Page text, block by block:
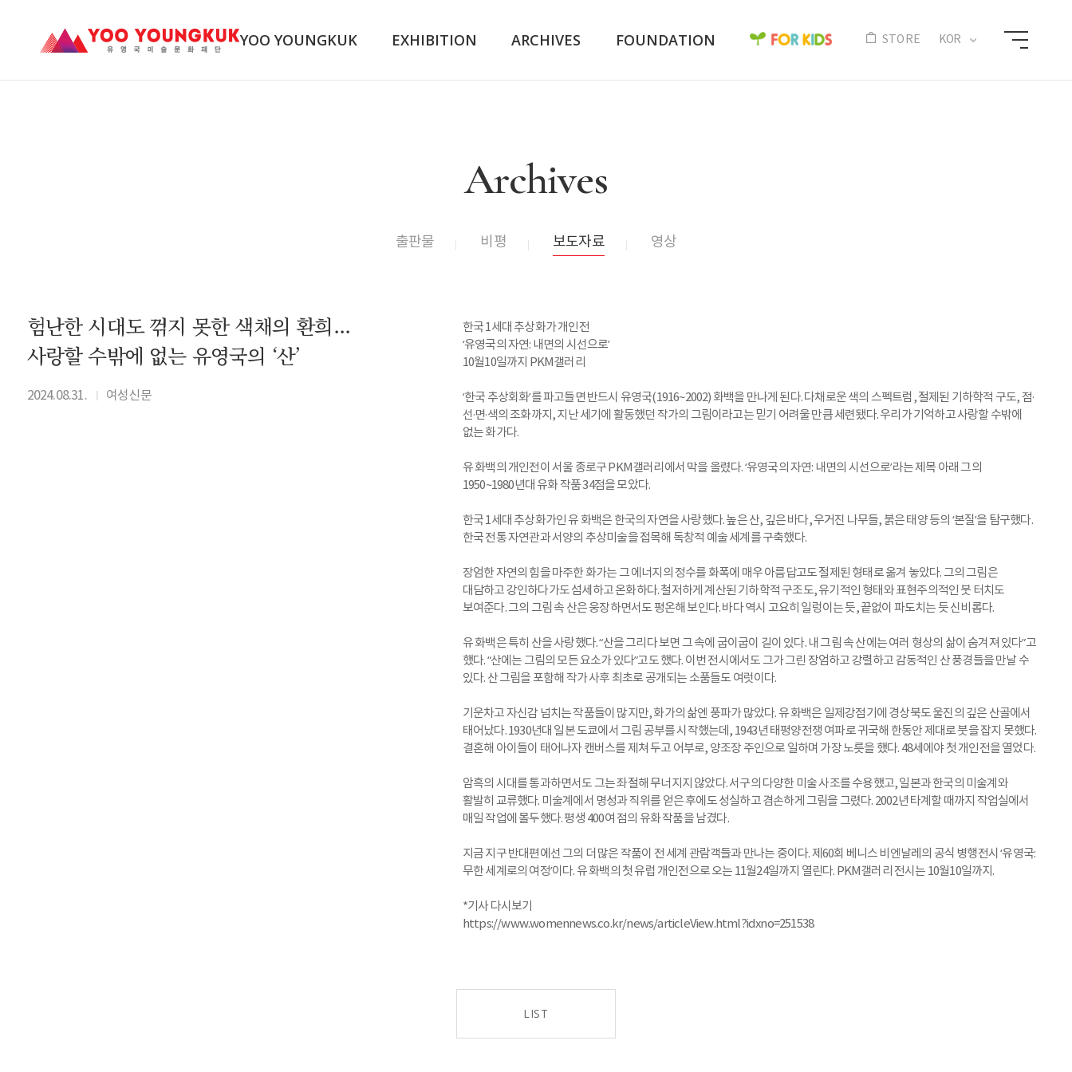
YOO YOUNGKUK EXHIBITION ARCHIVES FOUNDATION STORE KOR
Archives
출판물 비평 보도자료 영상
험난한 시대도 꺾지 못한 색채의 환희...
사랑할 수밖에 없는 유영국의 ‘산’
2024.08.31. 여성신문
한국 1세대 추상화가 개인전
‘유영국의 자연: 내면의 시선으로’
10월10일까지 PKM갤러리
‘한국 추상회화’를 파고들면 반드시 유영국(1916~2002) 화백을 만나게 된다. 다채로운 색의 스펙트럼, 절제된 기하학적 구도, 점·
선·면·색의 조화까지, 지난 세기에 활동했던 작가의 그림이라고는 믿기 어려울 만큼 세련됐다. 우리가 기억하고 사랑할 수밖에
없는 화가다.
유 화백의 개인전이 서울 종로구 PKM갤러리에서 막을 올렸다. ‘유영국의 자연: 내면의 시선으로’라는 제목 아래 그의
1950~1980년대 유화 작품 34점을 모았다.
한국 1세대 추상화가인 유 화백은 한국의 자연을 사랑했다. 높은 산, 깊은 바다, 우거진 나무들, 붉은 태양 등의 ‘본질’을 탐구했다.
한국 전통 자연관과 서양의 추상미술을 접목해 독창적 예술 세계를 구축했다.
장엄한 자연의 힘을 마주한 화가는 그 에너지의 정수를 화폭에 매우 아름답고도 절제된 형태로 옮겨 놓았다. 그의 그림은
대담하고 강인하다가도 섬세하고 온화하다. 철저하게 계산된 기하학적 구조도, 유기적인 형태와 표현주의적인 붓 터치도
보여준다. 그의 그림 속 산은 웅장하면서도 평온해 보인다. 바다 역시 고요히 일렁이는 듯, 끝없이 파도치는 듯 신비롭다.
유 화백은 특히 산을 사랑했다. “산을 그리다 보면 그 속에 굽이굽이 길이 있다. 내 그림 속 산에는 여러 형상의 삶이 숨겨져 있다”고
했다. “산에는 그림의 모든 요소가 있다”고도 했다. 이번 전시에서도 그가 그린 장엄하고 강렬하고 감동적인 산 풍경들을 만날 수
있다. 산 그림을 포함해 작가 사후 최초로 공개되는 소품들도 여럿이다.
기운차고 자신감 넘치는 작품들이 많지만, 화가의 삶엔 풍파가 많았다. 유 화백은 일제강점기에 경상북도 울진의 깊은 산골에서
태어났다. 1930년대 일본 도쿄에서 그림 공부를 시작했는데, 1943년 태평양전쟁 여파로 귀국해 한동안 제대로 붓을 잡지 못했다.
결혼해 아이들이 태어나자 캔버스를 제쳐 두고 어부로, 양조장 주인으로 일하며 가장 노릇을 했다. 48세에야 첫 개인전을 열었다.
암흑의 시대를 통과하면서도 그는 좌절해 무너지지 않았다. 서구의 다양한 미술 사조를 수용했고, 일본과 한국의 미술계와
활발히 교류했다. 미술계에서 명성과 직위를 얻은 후에도 성실하고 겸손하게 그림을 그렸다. 2002년 타계할 때까지 작업실에서
매일 작업에 몰두했다. 평생 400여 점의 유화 작품을 남겼다.
지금 지구 반대편에선 그의 더 많은 작품이 전 세계 관람객들과 만나는 중이다. 제60회 베니스 비엔날레의 공식 병행전시 ‘유영국:
무한 세계로의 여정’이다. 유 화백의 첫 유럽 개인전으로 오는 11월24일까지 열린다. PKM갤러리 전시는 10월10일까지.
*기사 다시보기
https://www.womennews.co.kr/news/articleView.html?idxno=251538
LIST